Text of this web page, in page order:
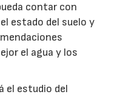
contar con
estado del suelo y
el agua y los
el estudio del